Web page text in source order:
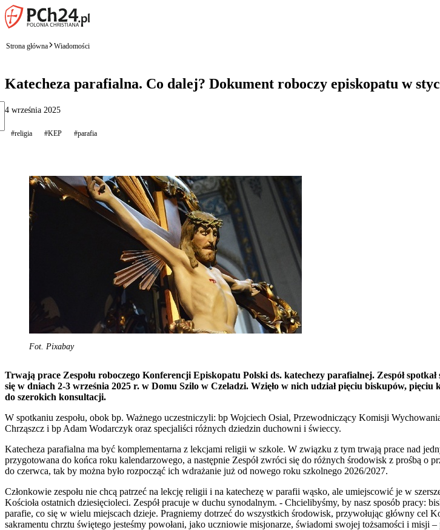
Strona główna Wiadomości
Katecheza parafialna. Co dalej? Dokument roboczy episkopatu w
4 września 2025
#religia #KEP #parafia
Fot. Pixabay
Trwają prace Zespołu roboczego Konferencji Episkopatu Polski ds. katechezy parafialnej. Zespół
się w dniach 2-3 września 2025 r. w Domu Szilo w Czeladzi. Wzięło w nich udział pięciu biskupów,
do szerokich konsultacji.
W spotkaniu zespołu, obok bp. Ważnego uczestniczyli: bp Wojciech Osial, Przewodniczący Komisji
Chrząszcz i bp Adam Wodarczyk oraz specjaliści różnych dziedzin duchowni i świeccy.
Katecheza parafialna ma być komplementarna z lekcjami religii w szkole. W związku z tym trwają prace nad
przygotowana do końca roku kalendarzowego, a następnie Zespół zwróci się do różnych środowisk z prośbą o
do czerwca, tak by można było rozpocząć ich wdrażanie już od nowego roku szkolnego 2026/2027.
Członkowie zespołu nie chcą patrzeć na lekcję religii i na katechezę w parafii wąsko, ale umiejscowić je w
Kościoła ostatnich dziesięcioleci. Zespół pracuje w duchu synodalnym. - Chcielibyśmy, by nasz sposób
parafie, co się w wielu miejscach dzieje. Pragniemy dotrzeć do wszystkich środowisk, przywołując główny cel
sakramentu chrztu świętego jesteśmy powołani, jako uczniowie misjonarze, świadomi swojej tożsamości i misji –